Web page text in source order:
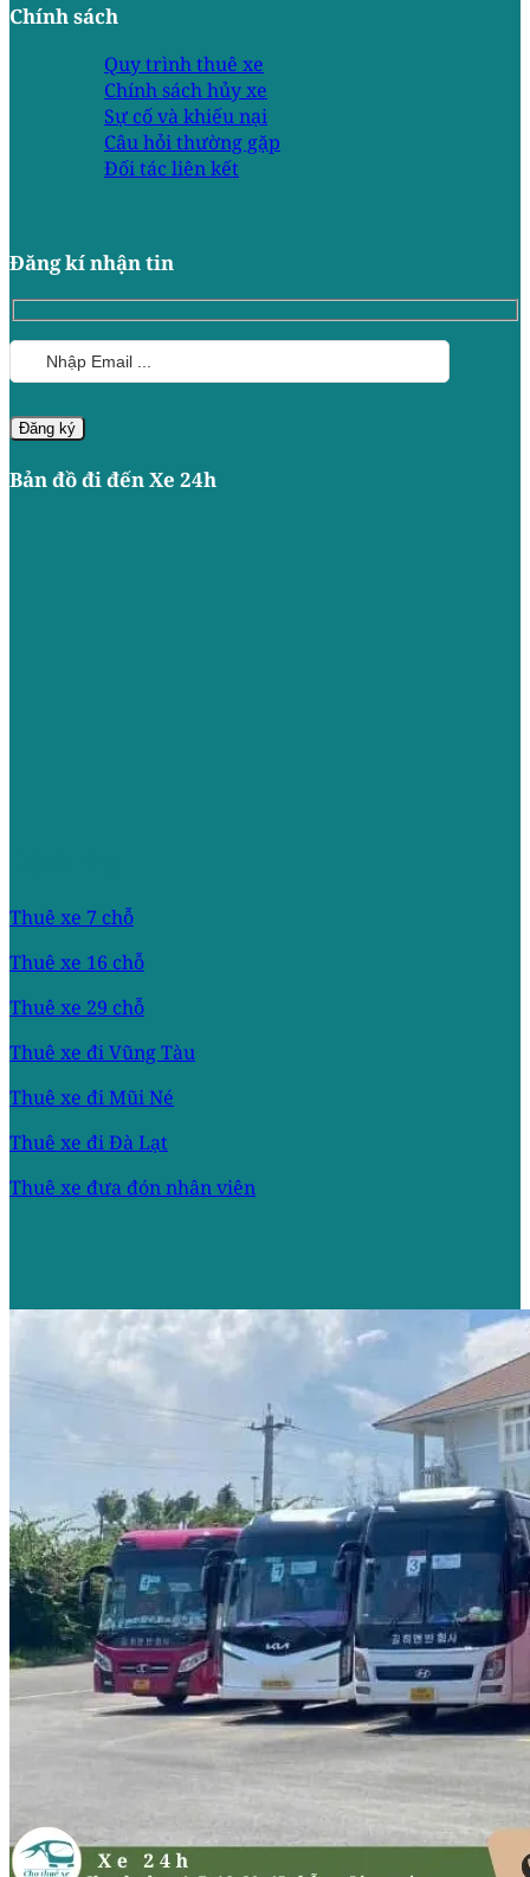
Chính sách
Quy trình thuê xe
Chính sách hủy xe
Sự cố và khiếu nại
Câu hỏi thường gặp
Đối tác liên kết
Đăng kí nhận tin
Bản đồ đi đến Xe 24h
Thuê xe 7 chỗ
Thuê xe 16 chỗ
Thuê xe 29 chỗ
Thuê xe đi Vũng Tàu
Thuê xe đi Mũi Né
Thuê xe đi Đà Lạt
Thuê xe đưa đón nhân viên